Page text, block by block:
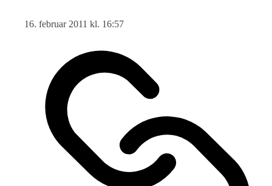
16. februar 2011 kl. 16:57